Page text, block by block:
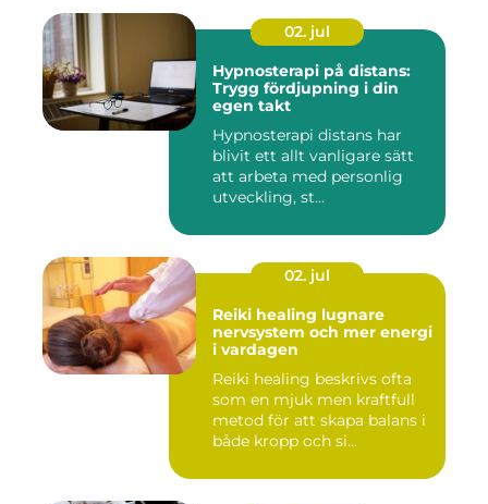
02. jul
Hypnosterapi på distans:
Trygg fördjupning i din
egen takt
Hypnosterapi distans har
blivit ett allt vanligare sätt
att arbeta med personlig
utveckling, st...
02. jul
Reiki healing lugnare
nervsystem och mer energi
i vardagen
Reiki healing beskrivs ofta
som en mjuk men kraftfull
metod för att skapa balans i
både kropp och si...